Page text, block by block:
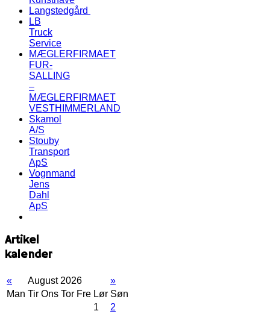
Langstedgård
LB
Truck
Service
MÆGLERFIRMAET
FUR-
SALLING
–
MÆGLERFIRMAET
VESTHIMMERLAND
Skamol
A/S
Stouby
Transport
ApS
Vognmand
Jens
Dahl
ApS
Artikel
kalender
« August 2026
»
Man Tir Ons Tor Fre Lør Søn
1
2